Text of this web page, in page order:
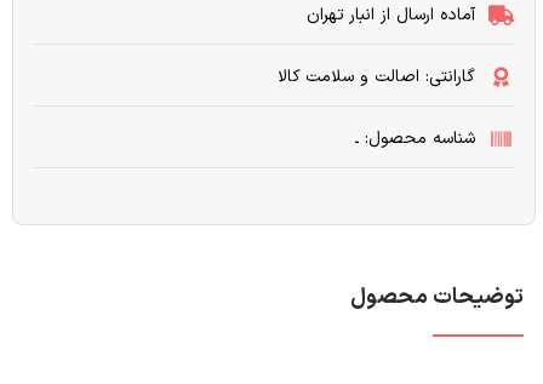
آماده ارسال از انبار تهران
گارانتی: اصالت و سلامت کالا
شناسه محصول: ـ
توضیحات محصول